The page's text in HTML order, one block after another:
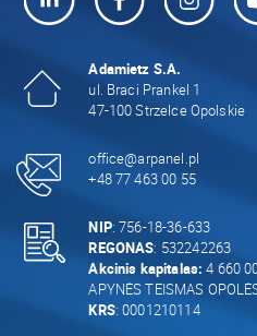
Adamietz S.A.
ul. Braci Prankel 1
47-100 Strzelce Opolskie
office@arpanel.pl
+48 77 463 00 55
NIP: 756-18-36-633
REGONAS: 532242263
Akcinis kapitalas: 4 660
APYNĖS TEISMAS
KRS: 0001210114